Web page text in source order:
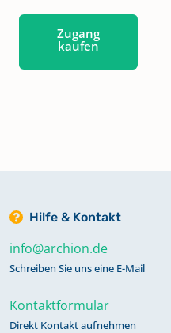
Zugang
kaufen
Hilfe & Kontakt
info@archion.de
Schreiben Sie uns eine E-Mail
Kontaktformular
Direkt Kontakt aufnehmen